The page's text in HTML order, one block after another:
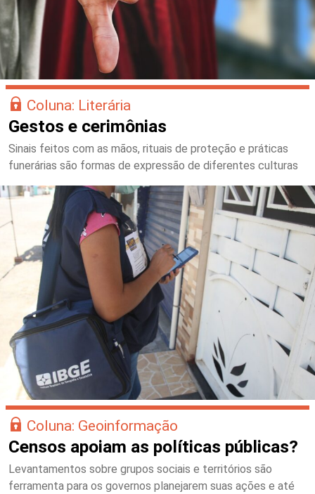
Coluna: Literária
Gestos e cerimônias
Sinais feitos com as mãos, rituais de proteção e práticas
funerárias são formas de expressão de diferentes culturas
Coluna: Geoinformação
Censos apoiam as políticas públicas?
Levantamentos sobre grupos sociais e territórios são
ferramenta para os governos planejarem suas ações e até